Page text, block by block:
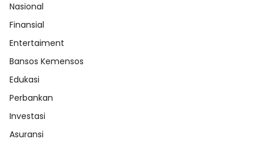
Nasional
Finansial
Entertaiment
Bansos Kemensos
Edukasi
Perbankan
Investasi
Asuransi